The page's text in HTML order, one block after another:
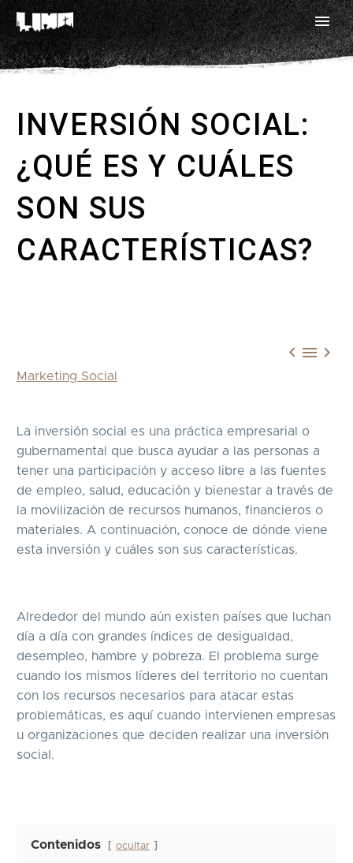
INVERSIÓN SOCIAL:
¿QUÉ ES Y CUÁLES
SON SUS
CARACTERÍSTICAS?
  
Marketing Social
La inversión social es una práctica empresarial o
gubernamental que busca ayudar a las personas a
tener una participación y acceso libre a las fuentes
de empleo, salud, educación y bienestar a través de
la movilización de recursos humanos, financieros o
materiales. A continuación, conoce de dónde viene
esta inversión y cuáles son sus características.
Alrededor del mundo aún existen países que luchan
día a día con grandes índices de desigualdad,
desempleo, hambre y pobreza. El problema surge
cuando los mismos líderes del territorio no cuentan
con los recursos necesarios para atacar estas
problemáticas, es aquí cuando intervienen empresas
u organizaciones que deciden realizar una inversión
social.
Contenidos ocultar